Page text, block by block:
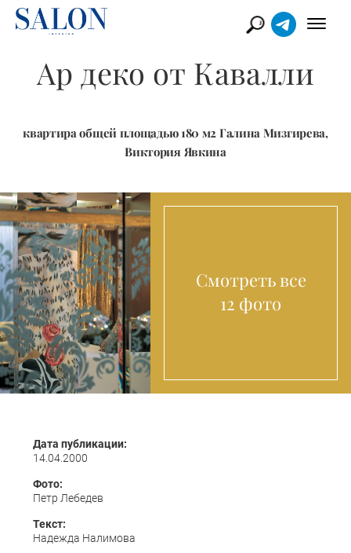
Ар деко от Кавалли
квартира общей площадью 180 м2 Галина Мизгирева,
Виктория Явкина
Смотреть все
12 фото
Дата публикации:
14.04.2000
Фото:
Петр Лебедев
Текст:
Надежда Налимова